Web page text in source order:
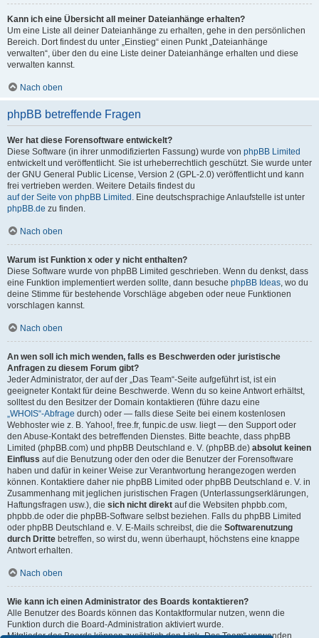
Kann ich eine Übersicht all meiner Dateianhänge erhalten?
Um eine Liste all deiner Dateianhänge zu erhalten, gehe in den persönlichen
Bereich. Dort findest du unter „Einstieg“ einen Punkt „Dateianhänge
verwalten“, über den du eine Liste deiner Dateianhänge erhalten und diese
verwalten kannst.
Nach oben
phpBB betreffende Fragen
Wer hat diese Forensoftware entwickelt?
Diese Software (in ihrer unmodifizierten Fassung) wurde von phpBB Limited
entwickelt und veröffentlicht. Sie ist urheberrechtlich geschützt. Sie wurde unter
der GNU General Public License, Version 2 (GPL-2.0) veröffentlicht und kann
frei vertrieben werden. Weitere Details findest du
auf der Seite von phpBB Limited . Eine deutschsprachige Anlaufstelle ist unter
phpBB.de zu finden.
Nach oben
Warum ist Funktion x oder y nicht enthalten?
Diese Software wurde von phpBB Limited geschrieben. Wenn du denkst, dass
eine Funktion implementiert werden sollte, dann besuche phpBB Ideas, wo du
deine Stimme für bestehende Vorschläge abgeben oder neue Funktionen
vorschlagen kannst.
Nach oben
An wen soll ich mich wenden, falls es Beschwerden oder juristische
Anfragen zu diesem Forum gibt?
Jeder Administrator, der auf der „Das Team“-Seite aufgeführt ist, ist ein
geeigneter Kontakt für deine Beschwerde. Wenn du so keine Antwort erhältst,
solltest du den Besitzer der Domain kontaktieren (führe dazu eine
„WHOIS“-Abfrage durch) oder — falls diese Seite bei einem kostenlosen
Webhoster wie z. B. Yahoo!, free.fr, funpic.de usw. liegt — den Support oder
den Abuse-Kontakt des betreffenden Dienstes. Bitte beachte, dass phpBB
Limited (phpBB.com) und phpBB Deutschland e. V. (phpBB.de) absolut keinen
Einfluss auf die Benutzung oder den oder die Benutzer der Forensoftware
haben und dafür in keiner Weise zur Verantwortung herangezogen werden
können. Kontaktiere daher nie phpBB Limited oder phpBB Deutschland e. V. in
Zusammenhang mit jeglichen juristischen Fragen (Unterlassungserklärungen,
Haftungsfragen usw.), die sich nicht direkt auf die Websiten phpbb.com,
phpbb.de oder die phpBB-Software selbst beziehen. Falls du phpBB Limited
oder phpBB Deutschland e. V. E-Mails schreibst, die die Softwarenutzung
durch Dritte betreffen, so wirst du, wenn überhaupt, höchstens eine knappe
Antwort erhalten.
Nach oben
Wie kann ich einen Administrator des Boards kontaktieren?
Alle Benutzer des Boards können das Kontaktformular nutzen, wenn die
Funktion durch die Board-Administration aktiviert wurde.
Mitglieder des Boards können zusätzlich den Link „Das Team“ verwenden.